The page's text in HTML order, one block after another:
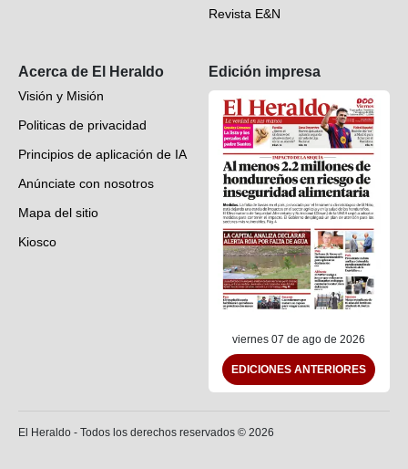
Revista E&N
Acerca de El Heraldo
Visión y Misión
Politicas de privacidad
Principios de aplicación de IA
Anúnciate con nosotros
Mapa del sitio
Kiosco
Edición impresa
viernes 07 de ago de 2026
EDICIONES ANTERIORES
El Heraldo - Todos los derechos reservados © 2026